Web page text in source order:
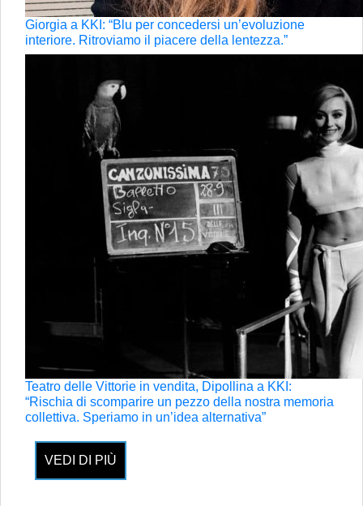
Giorgia a KKI: “Blu per concedersi un’evoluzione
interiore. Ritroviamo il piacere della lentezza.”
Teatro delle Vittorie in vendita, Dipollina a KKI:
“Rischia di scomparire un pezzo della nostra memoria
collettiva. Speriamo in un’idea alternativa”
VEDI DI PIÙ